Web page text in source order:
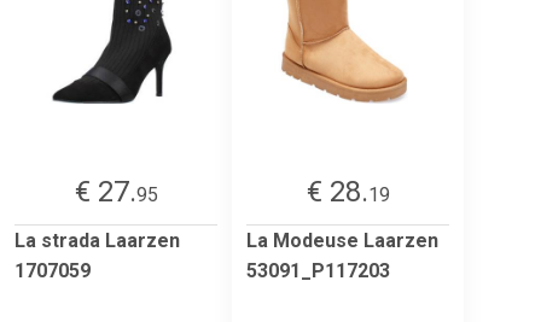
€ 27.95
La strada Laarzen
1707059
€ 28.19
La Modeuse Laarzen
53091_P117203